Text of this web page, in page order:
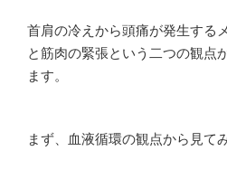
首肩の冷えから頭痛が発生する
と筋肉の緊張という二つの観点
ます。
まず、血液循環の観点から見て